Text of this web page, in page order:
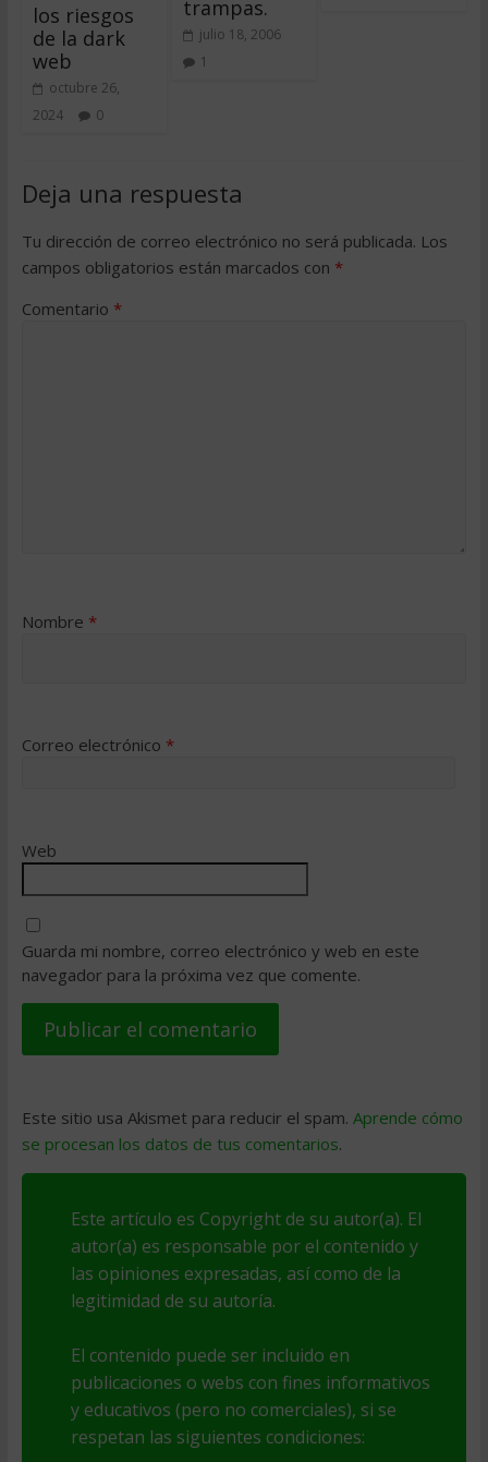
los riesgos
de la dark
web
octubre 26,
2024
0
trampas.
julio 18, 2006
1
Deja una respuesta
Tu dirección de correo electrónico no será publicada. Los
campos obligatorios están marcados con *
Comentario *
Nombre *
Correo electrónico *
Web
Guarda mi nombre, correo electrónico y web en este
navegador para la próxima vez que comente.
Este sitio usa Akismet para reducir el spam. Aprende cómo
se procesan los datos de tus comentarios.
Este artículo es Copyright de su autor(a). El
autor(a) es responsable por el contenido y
las opiniones expresadas, así como de la
legitimidad de su autoría.
El contenido puede ser incluido en
publicaciones o webs con fines informativos
y educativos (pero no comerciales), si se
respetan las siguientes condiciones: